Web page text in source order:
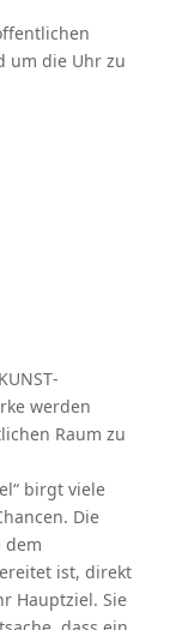
um die Uhr zu
werden
Raum zu
birgt viele
Die
dem
ist, direkt
Hauptziel. Sie